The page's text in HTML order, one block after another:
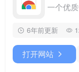
一个优
6年前更新
打开网站